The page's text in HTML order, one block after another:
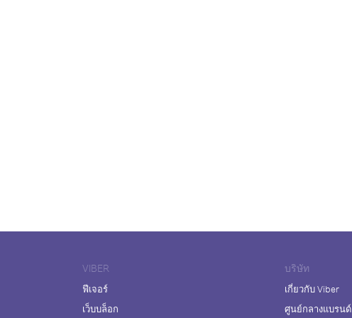
VIBER
ฟีเจอร์
เว็บบล็อก
บริษัท
เกี่ยวกับ Viber
ศูนย์กลางแบรนด์